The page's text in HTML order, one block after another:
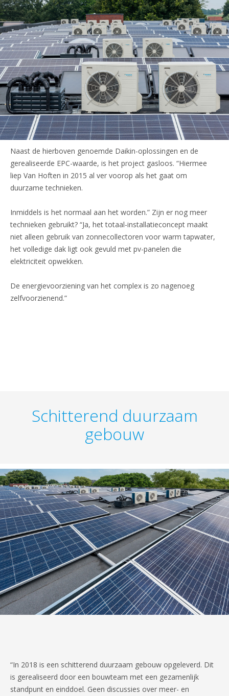
Naast de hierboven genoemde Daikin-oplossingen en de
gerealiseerde EPC-waarde, is het project gasloos. “Hiermee
liep Van Hoften in 2015 al ver voorop als het gaat om
duurzame technieken.
Inmiddels is het normaal aan het worden.” Zijn er nog meer
technieken gebruikt? “Ja, het totaal-installatieconcept maakt
niet alleen gebruik van zonnecollectoren voor warm tapwater,
het volledige dak ligt ook gevuld met pv-panelen die
elektriciteit opwekken.
De energievoorziening van het complex is zo nagenoeg
zelfvoorzienend.”
Schitterend duurzaam
gebouw
“In 2018 is een schitterend duurzaam gebouw opgeleverd. Dit
is gerealiseerd door een bouwteam met een gezamenlijk
standpunt en einddoel. Geen discussies over meer- en